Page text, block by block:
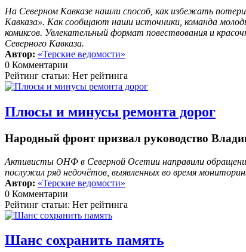
На Северном Кавказе нашли способ, как избежать потери
Кавказа». Как сообщают наши источники, команда
комиксов. Увлекательный формат повествования и
Северного Кавказа.
Автор: «Терские ведомости»
0 Комментарии
Рейтинг статьи: Нет рейтинга
Плюсы и минусы ремонта дорог
Народный фронт призвал руководство
Активисты ОНФ в Северной Осетии направили
послужил ряд недочётов, выявленных во время
Автор: «Терские ведомости»
0 Комментарии
Рейтинг статьи: Нет рейтинга
Шанс сохранить память